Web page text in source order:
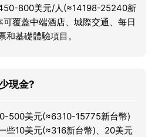
800美元/人(≈14198-25240新
覆蓋中端酒店、城際交通、每日
基礎體驗項目。
現金?
500美元(≈6310-15775新台幣)
些10美元(≈316新台幣)、20美元